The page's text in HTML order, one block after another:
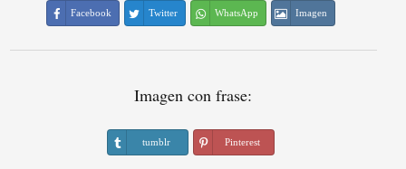
Facebook Twitter WhatsApp Imagen
Imagen con frase:
tumblr Pinterest